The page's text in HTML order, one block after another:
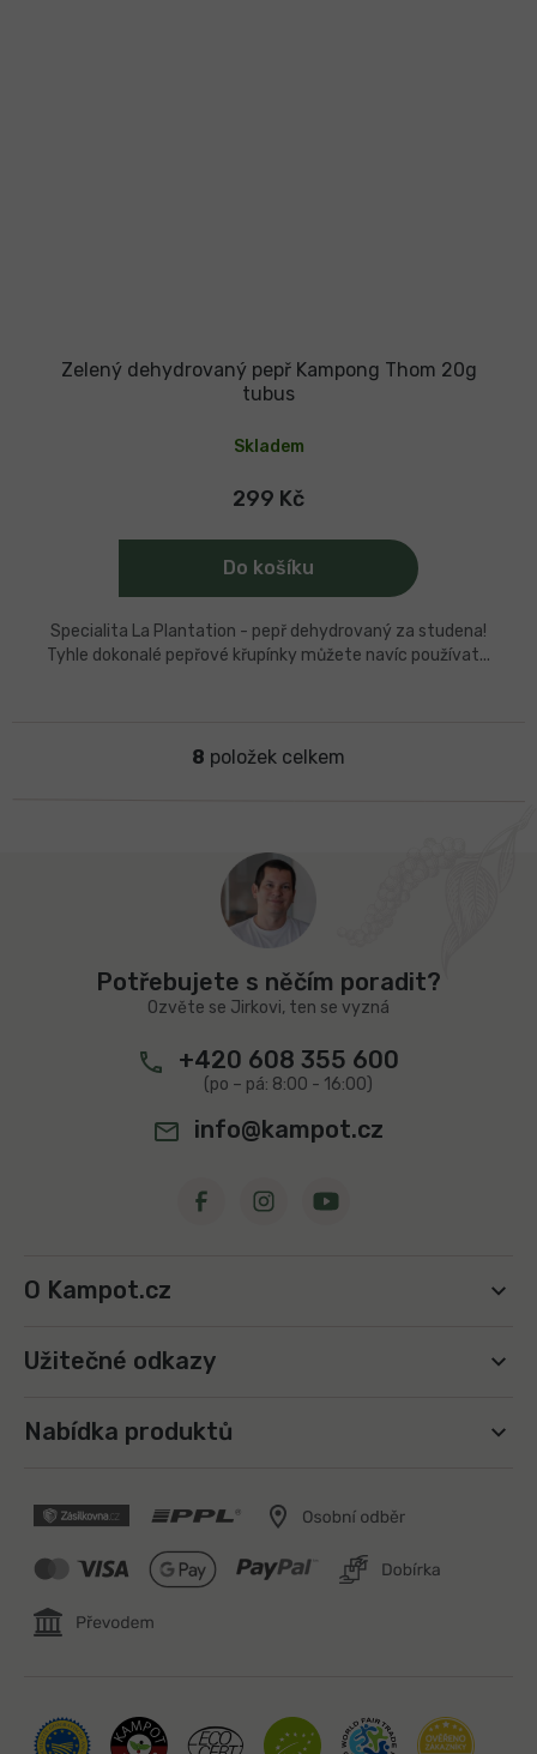
Zelený dehydrovaný pepř Kampong Thom 20g
tubus
Skladem
299 Kč
Do košíku
Specialita La Plantation - pepř dehydrovaný za studena!
Tyhle dokonalé pepřové křupínky můžete navíc používat...
O
d
a
c
í
r
v
k
v
ý
i
8 položek celkem
Potřebujete s něčím poradit?
Ozvěte se Jirkovi, ten se vyzná
+420 608 355 600
info@kampot.cz
O Kampot.cz
Užitečné odkazy
Nabídka produktů